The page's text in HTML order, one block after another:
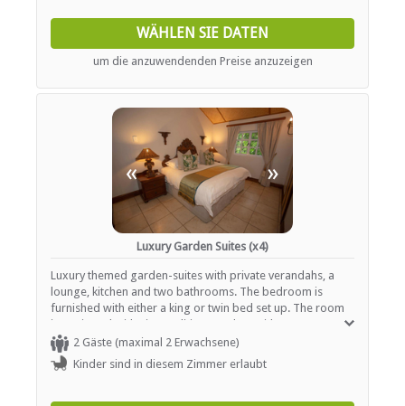
INTERNET
Kostenloses Wi-Fi
WÄHLEN SIE DATEN
um die anzuwendenden Preise anzuzeigen
« »
Luxury Garden Suites (x4)
Luxury themed garden-suites with private verandahs, a
lounge, kitchen and two bathrooms. The bedroom is
furnished with either a king or twin bed set up. The room
is equipped with air-conditiong and TV with DSTV.
2 Gäste (maximal 2 Erwachsene)
Kinder sind in diesem Zimmer erlaubt